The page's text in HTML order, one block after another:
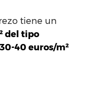
tiene un
del tipo
40 euros/m²